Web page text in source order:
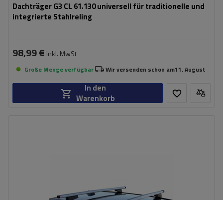
Dachträger G3 CL 61.130 universell für traditionelle und
integrierte Stahlreling
98,99 € inkl. MwSt
Große Menge verfügbar Wir versenden schon am11. August
In den
Warenkorb